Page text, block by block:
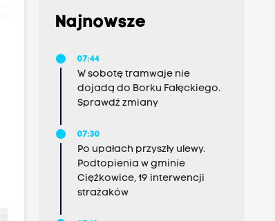
Najnowsze
07:44
W sobotę tramwaje nie
dojadą do Borku Fałęckiego.
Sprawdź zmiany
07:30
Po upałach przyszły ulewy.
Podtopienia w gminie
Ciężkowice, 19 interwencji
strażaków